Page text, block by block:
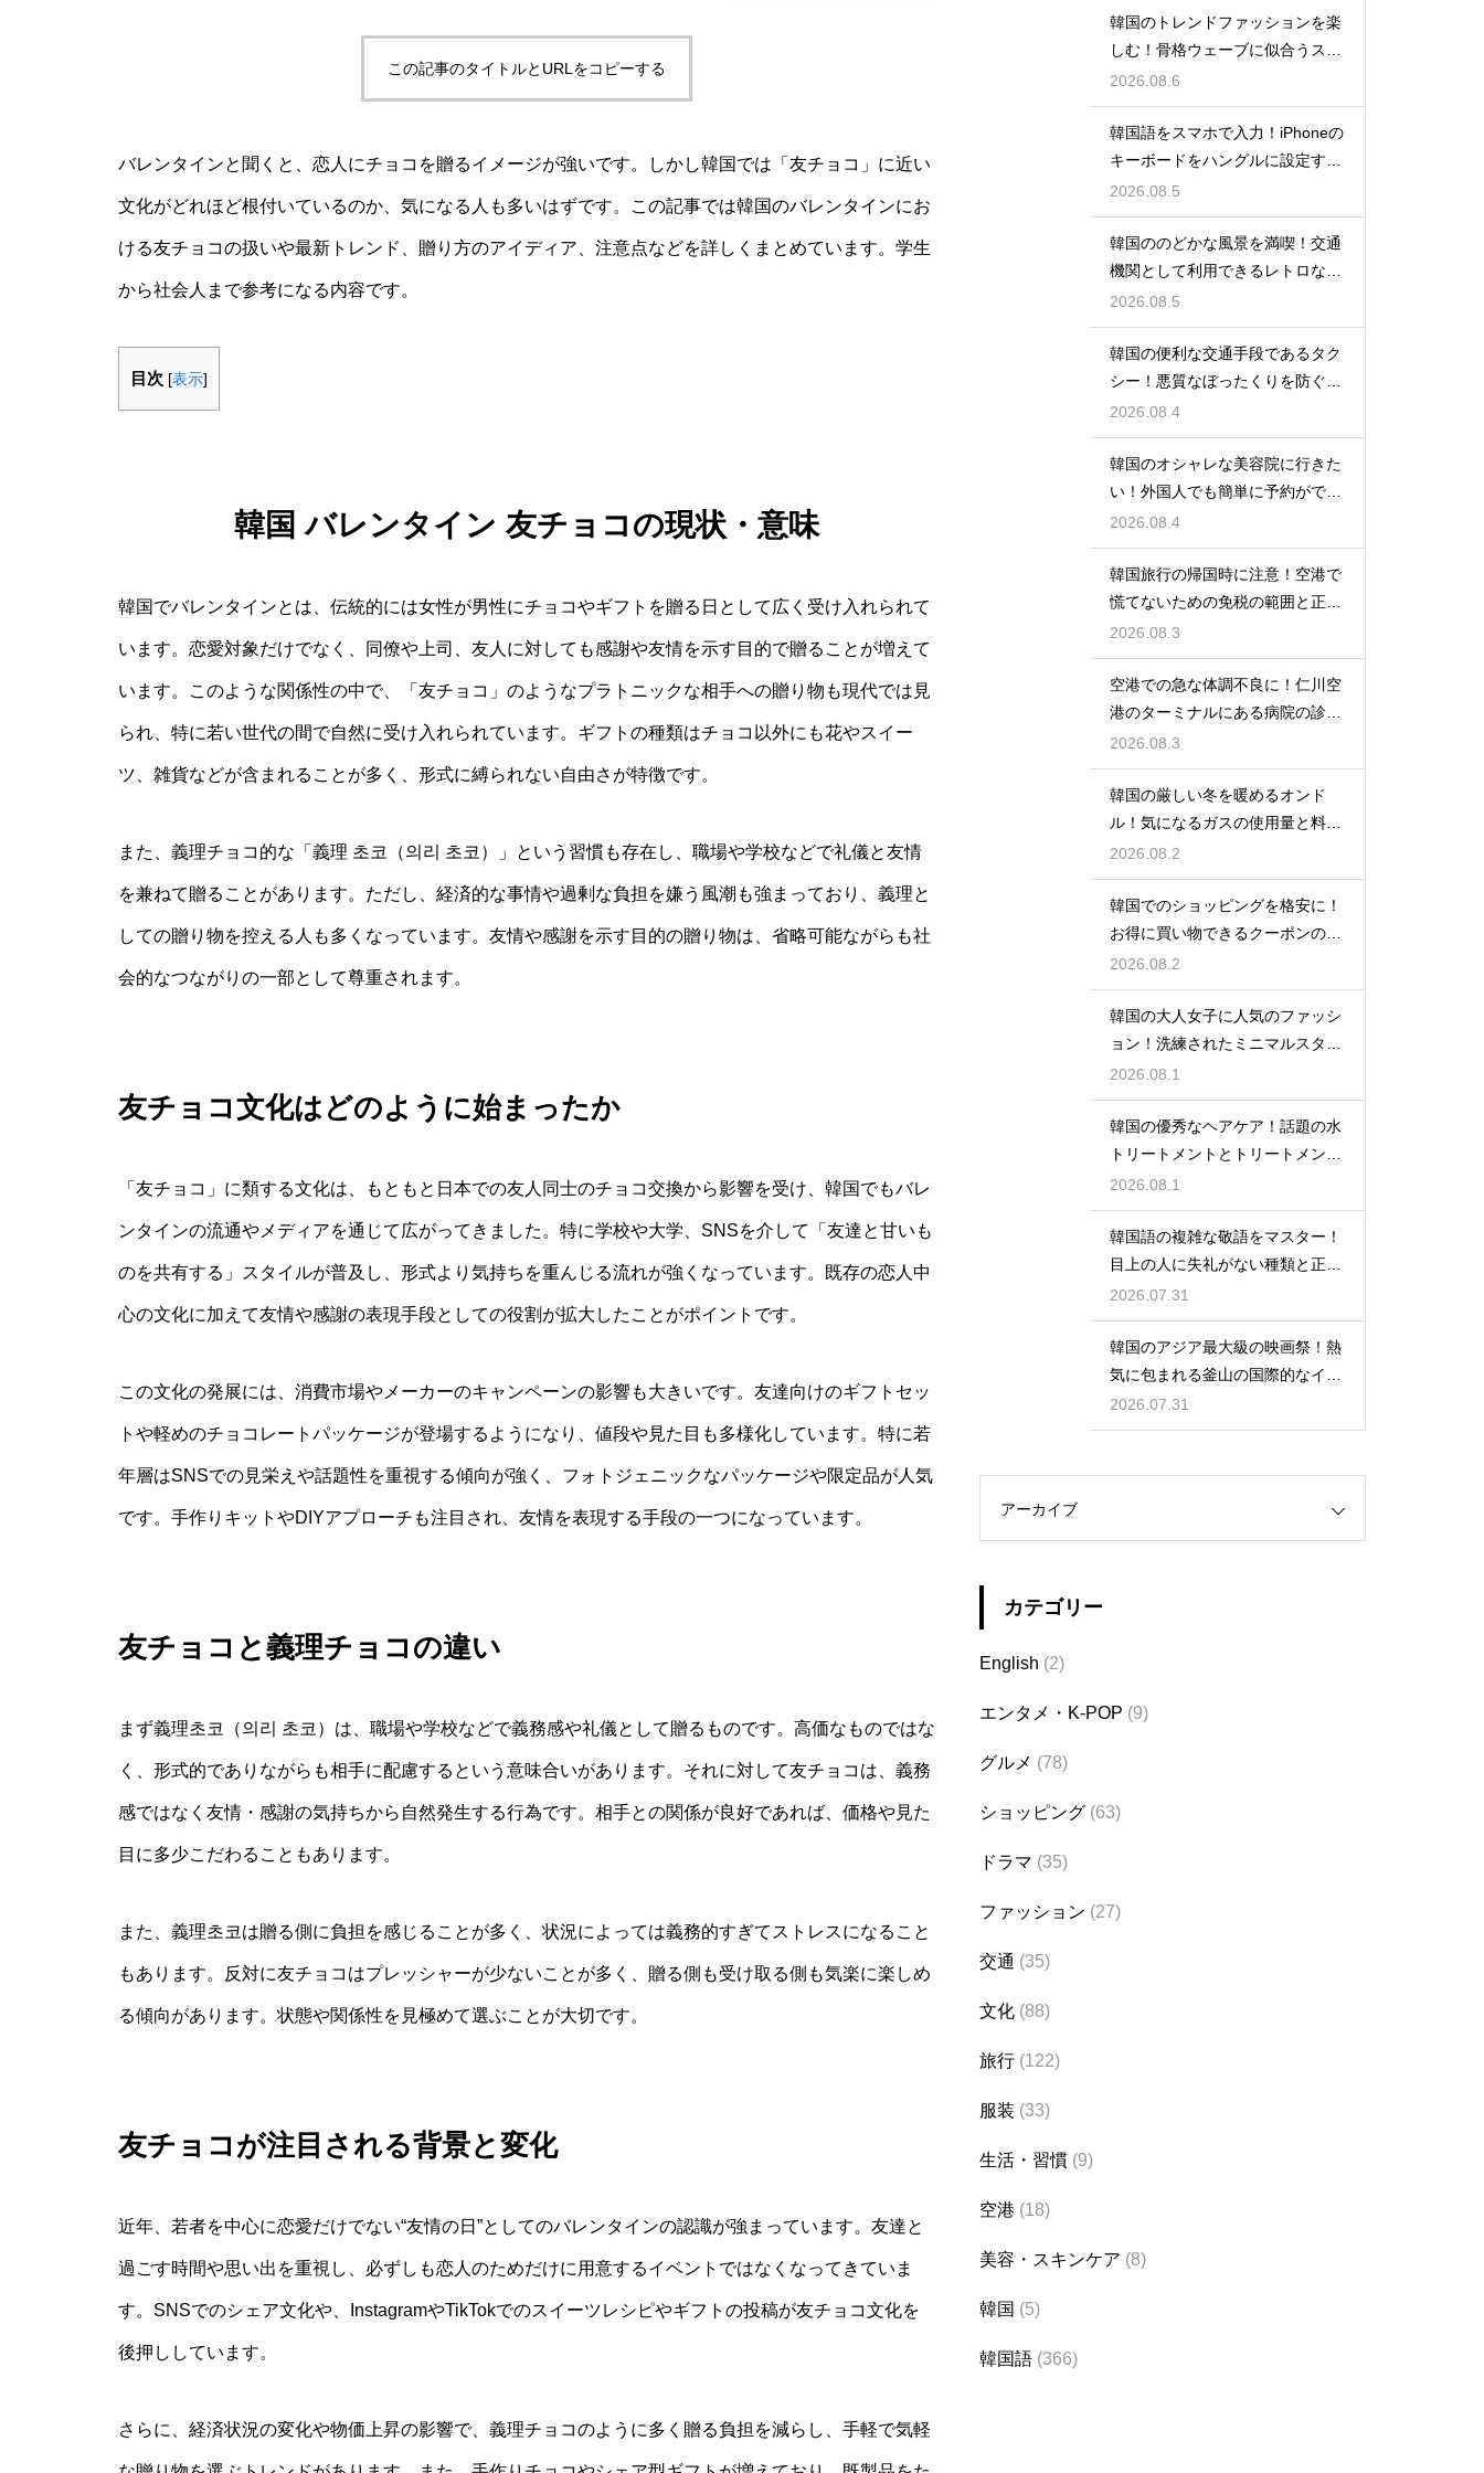
この記事のタイトルとURLをコピーする
バレンタインと聞くと、恋人にチョコを贈るイメージが強いです。しかし韓国では「友チョコ」に近い
文化がどれほど根付いているのか、気になる人も多いはずです。この記事では韓国のバレンタインにお
ける友チョコの扱いや最新トレンド、贈り方のアイディア、注意点などを詳しくまとめています。学生
から社会人まで参考になる内容です。
目次 [表示]
韓国 バレンタイン 友チョコの現状・意味
韓国でバレンタインとは、伝統的には女性が男性にチョコやギフトを贈る日として広く受け入れられて
います。恋愛対象だけでなく、同僚や上司、友人に対しても感謝や友情を示す目的で贈ることが増えて
います。このような関係性の中で、「友チョコ」のようなプラトニックな相手への贈り物も現代では見
られ、特に若い世代の間で自然に受け入れられています。ギフトの種類はチョコ以外にも花やスイー
ツ、雑貨などが含まれることが多く、形式に縛られない自由さが特徴です。
また、義理チョコ的な「義理 초코（의리 초코）」という習慣も存在し、職場や学校などで礼儀と友情
を兼ねて贈ることがあります。ただし、経済的な事情や過剰な負担を嫌う風潮も強まっており、義理と
しての贈り物を控える人も多くなっています。友情や感謝を示す目的の贈り物は、省略可能ながらも社
会的なつながりの一部として尊重されます。
友チョコ文化はどのように始まったか
「友チョコ」に類する文化は、もともと日本での友人同士のチョコ交換から影響を受け、韓国でもバレ
ンタインの流通やメディアを通じて広がってきました。特に学校や大学、SNSを介して「友達と甘いも
のを共有する」スタイルが普及し、形式より気持ちを重んじる流れが強くなっています。既存の恋人中
心の文化に加えて友情や感謝の表現手段としての役割が拡大したことがポイントです。
この文化の発展には、消費市場やメーカーのキャンペーンの影響も大きいです。友達向けのギフトセッ
トや軽めのチョコレートパッケージが登場するようになり、値段や見た目も多様化しています。特に若
年層はSNSでの見栄えや話題性を重視する傾向が強く、フォトジェニックなパッケージや限定品が人気
です。手作りキットやDIYアプローチも注目され、友情を表現する手段の一つになっています。
友チョコと義理チョコの違い
まず義理초코（의리 초코）は、職場や学校などで義務感や礼儀として贈るものです。高価なものではな
く、形式的でありながらも相手に配慮するという意味合いがあります。それに対して友チョコは、義務
感ではなく友情・感謝の気持ちから自然発生する行為です。相手との関係が良好であれば、価格や見た
目に多少こだわることもあります。
また、義理초코は贈る側に負担を感じることが多く、状況によっては義務的すぎてストレスになること
もあります。反対に友チョコはプレッシャーが少ないことが多く、贈る側も受け取る側も気楽に楽しめ
る傾向があります。状態や関係性を見極めて選ぶことが大切です。
友チョコが注目される背景と変化
近年、若者を中心に恋愛だけでない“友情の日”としてのバレンタインの認識が強まっています。友達と
過ごす時間や思い出を重視し、必ずしも恋人のためだけに用意するイベントではなくなってきていま
す。SNSでのシェア文化や、InstagramやTikTokでのスイーツレシピやギフトの投稿が友チョコ文化を
後押ししています。
さらに、経済状況の変化や物価上昇の影響で、義理チョコのように多く贈る負担を減らし、手軽で気軽
韓国のトレンドファッションを楽
しむ！骨格ウェーブに似合うスタ
イルの特徴
2026.08.6
韓国語をスマホで入力！iPhoneの
キーボードをハングルに設定する
手順
2026.08.5
韓国ののどかな風景を満喫！交通
機関として利用できるレトロな観
光の馬車
2026.08.5
韓国の便利な交通手段であるタク
シー！悪質なぼったくりを防ぐ確
実な対策
2026.08.4
韓国のオシャレな美容院に行きた
い！外国人でも簡単に予約ができ
るアプリ
2026.08.4
韓国旅行の帰国時に注意！空港で
慌てないための免税の範囲と正し
い計算
2026.08.3
空港での急な体調不良に！仁川空
港のターミナルにある病院の診療
時間
2026.08.3
韓国の厳しい冬を暖めるオンド
ル！気になるガスの使用量と料金
の目安
2026.08.2
韓国でのショッピングを格安に！
お得に買い物できるクーポンの賢
い探し方
2026.08.2
韓国の大人女子に人気のファッシ
ョン！洗練されたミニマルスタイ
ルの特徴
2026.08.1
韓国の優秀なヘアケア！話題の水
トリートメントとトリートメント
の使い分け
2026.08.1
韓国語の複雑な敬語をマスター！
目上の人に失礼がない種類と正し
い使い分け
2026.07.31
韓国のアジア最大級の映画祭！熱
気に包まれる釜山の国際的なイベ
ント
2026.07.31
アーカイブ
カテゴリー
English (2)
エンタメ・K-POP (9)
グルメ (78)
ショッピング (63)
ドラマ (35)
ファッション (27)
交通 (35)
文化 (88)
旅行 (122)
服装 (33)
生活・習慣 (9)
空港 (18)
美容・スキンケア (8)
韓国 (5)
韓国語 (366)